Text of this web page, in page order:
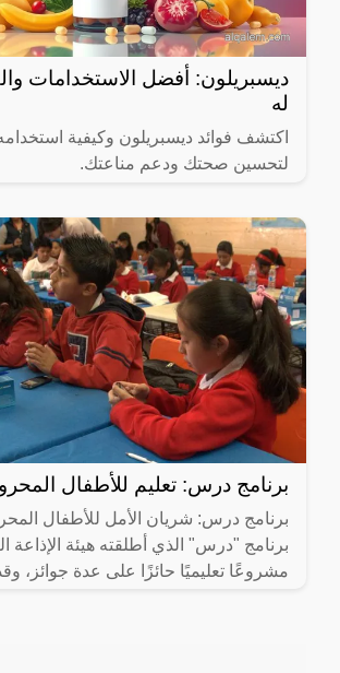
ديسبريلون: أفضل الاستخدامات
له
اكتشف فوائد ديسبريلون وكيفية
لتحسين صحتك ودعم مناعتك.
برنامج درس: تعليم للأطفال
برنامج درس: شريان الأمل للأطفال
مشروعًا تعليميًا حائزًا على عدة جوائز،